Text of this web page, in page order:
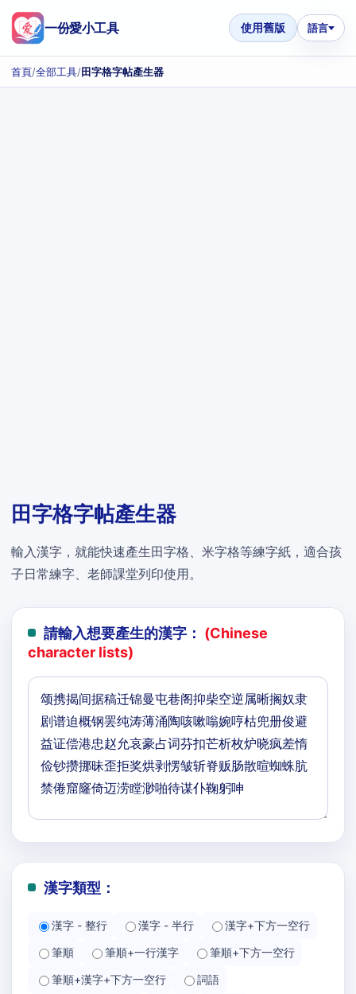
一份愛小工具 使用舊版 語言
首頁/全部工具/田字格字帖產生器
田字格字帖產生器
輸入漢字，就能快速產生田字格、米字格等練字紙，適合孩
子日常練字、老師課堂列印使用。
請輸入想要產生的漢字： (Chinese
character lists)
漢字類型：
漢字 - 整行 漢字 - 半行
漢字+下方一空行
筆順
筆順+一行漢字
筆順+下方一空行
筆順+漢字+下方一空行
詞語